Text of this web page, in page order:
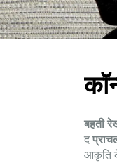
बहती
द
आकृति